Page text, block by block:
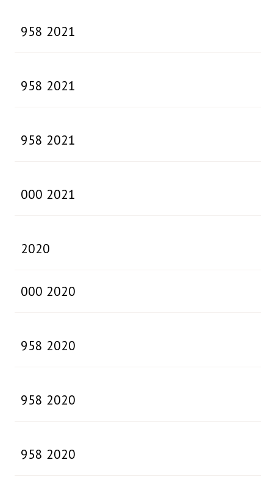
958 2021
958 2021
958 2021
000 2021
2020
000 2020
958 2020
958 2020
958 2020